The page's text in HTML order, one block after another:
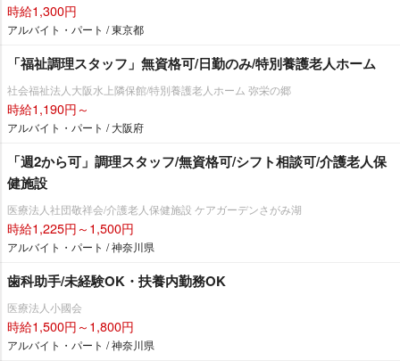
時給1,300円
アルバイト・パート / 東京都
「福祉調理スタッフ」無資格可/日勤のみ/特別養護老人ホーム
社会福祉法人大阪水上隣保館/特別養護老人ホーム 弥栄の郷
時給1,190円～
アルバイト・パート / 大阪府
「週2から可」調理スタッフ/無資格可/シフト相談可/介護老人保
健施設
医療法人社団敬祥会/介護老人保健施設 ケアガーデンさがみ湖
時給1,225円～1,500円
アルバイト・パート / 神奈川県
歯科助手/未経験OK・扶養内勤務OK
医療法人小國会
時給1,500円～1,800円
アルバイト・パート / 神奈川県